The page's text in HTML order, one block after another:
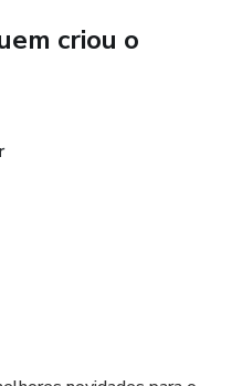
criou o